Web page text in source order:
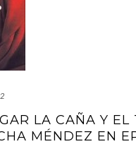
LA CAÑA Y EL
MÉNDEZ EN